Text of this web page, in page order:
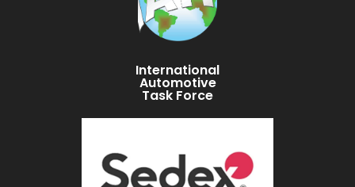
International
Automotive
Task Force